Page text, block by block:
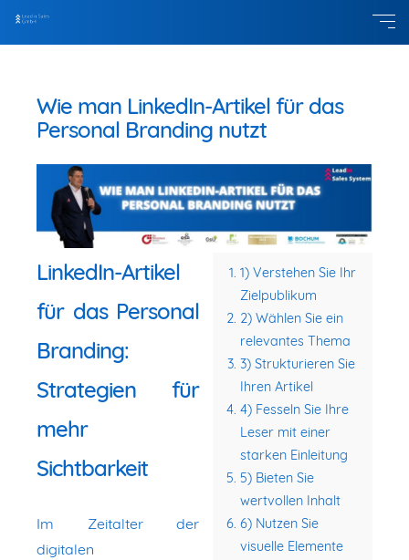
Wie man LinkedIn-Artikel für das
Personal Branding nutzt
1) Verstehen Sie Ihr
Zielpublikum
2) Wählen Sie ein
relevantes Thema
3) Strukturieren Sie
Ihren Artikel
4) Fesseln Sie Ihre
Leser mit einer
starken Einleitung
5) Bieten Sie
wertvollen Inhalt
6) Nutzen Sie
visuelle Elemente
LinkedIn-Artikel
für das Personal
Branding:
Strategien für
mehr
Sichtbarkeit
Im Zeitalter der
digitalen